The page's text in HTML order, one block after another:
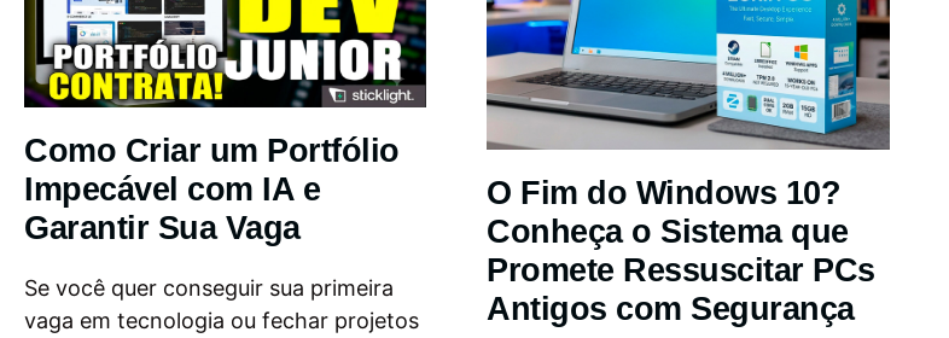
Como Criar um Portfólio
Impecável com IA e
Garantir Sua Vaga
Se você quer conseguir sua primeira
vaga em tecnologia ou fechar projetos
O Fim do Windows 10?
Conheça o Sistema que
Promete Ressuscitar PCs
Antigos com Segurança